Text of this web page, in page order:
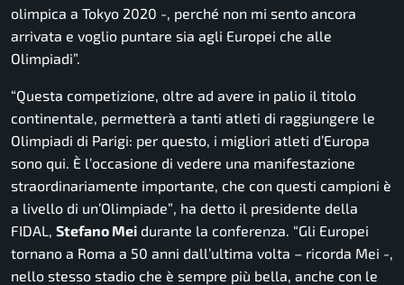
olimpica a Tokyo 2020 -, perché non mi sento ancora
arrivata e voglio puntare sia agli Europei che alle
Olimpiadi”.
“Questa competizione, oltre ad avere in palio il titolo
continentale, permetterà a tanti atleti di raggiungere le
Olimpiadi di Parigi: per questo, i migliori atleti d’Europa
sono qui. È l’occasione di vedere una manifestazione
straordinariamente importante, che con questi campioni è
a livello di un’Olimpiade” , ha detto il presidente della
FIDAL, Stefano Mei durante la conferenza. “Gli Europei
tornano a Roma a 50 anni dall’ultima volta – ricorda Mei -,
nello stesso stadio che è sempre più bella, anche con le